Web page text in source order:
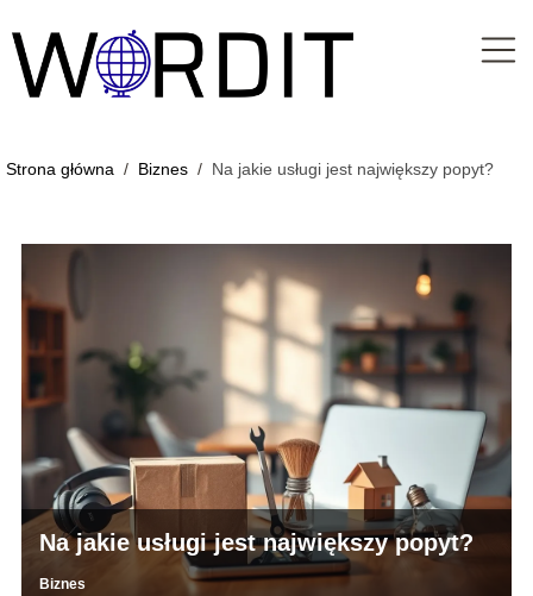
Strona główna / Biznes / Na jakie usługi jest największy popyt?
Na jakie usługi jest największy popyt?
Biznes